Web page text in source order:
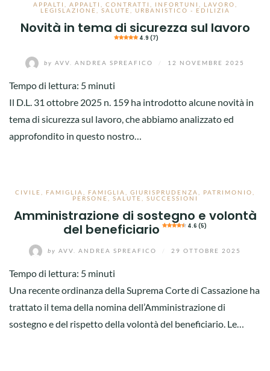
APPALTI APPALTI CONTRATTI INFORTUNI LAVORO
LEGISLAZIONE
SALUTE URBANISTICO - EDILIZIA
Novità in tema di sicurezza sul lavoro
4.9 (7)
by AVV. ANDREA SPREAFICO 12 NOVEMBRE 2025
Tempo di lettura: 5 minuti
Il D.L. 31 ottobre 2025 n. 159 ha introdotto alcune novità in
tema di sicurezza sul lavoro, che abbiamo analizzato ed
approfondito in questo nostro…
CIVILE FAMIGLIA FAMIGLIA GIURISPRUDENZA PATRIMONIO
PERSONE
SALUTE SUCCESSIONI
Amministrazione di sostegno e volontà
del beneficiario
4.6 (5)
by AVV. ANDREA SPREAFICO 29 OTTOBRE 2025
Tempo di lettura: 5 minuti
Una recente ordinanza della Suprema Corte di Cassazione ha
trattato il tema della nomina dell’Amministrazione di
sostegno e del rispetto della volontà del beneficiario. Le…